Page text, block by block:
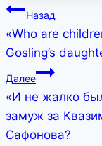
Навигация
по
записям
Назад
«Who are
Gosling’s
Далее
«И не жалко
замуж за
Сафонова?